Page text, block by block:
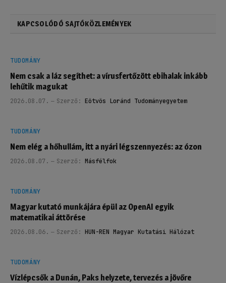
KAPCSOLÓDÓ SAJTÓKÖZLEMÉNYEK
TUDOMÁNY
Nem csak a láz segíthet: a vírusfertőzött ebihalak inkább
lehűtik magukat
2026.08.07. Szerző: Eötvös Loránd Tudományegyetem
TUDOMÁNY
Nem elég a hőhullám, itt a nyári légszennyezés: az ózon
2026.08.07. Szerző: Másfélfok
TUDOMÁNY
Magyar kutató munkájára épül az OpenAI egyik
matematikai áttörése
2026.08.06. Szerző: HUN-REN Magyar Kutatási Hálózat
TUDOMÁNY
Vízlépcsők a Dunán, Paks helyzete, tervezés a jövőre